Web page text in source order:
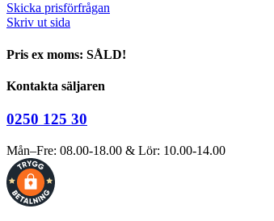
Skicka prisförfrågan
Skriv ut sida
Pris ex moms: SÅLD!
Kontakta säljaren
0250 125 30
Mån–Fre: 08.00-18.00 & Lör: 10.00-14.00